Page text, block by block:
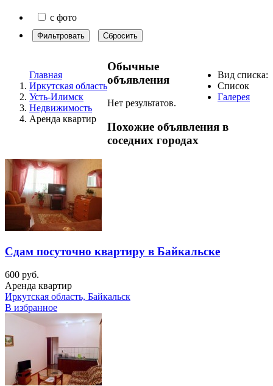
с фото
Фильтровать Сбросить
Главная
Иркутская область
Усть-Илимск
Недвижимость
Аренда квартир
Вид списка:
Список
Галерея
Обычные
объявления
Нет результатов.
Похожие объявления в
соседних городах
Сдам посуточно квартиру в Байкальске
600 руб.
Аренда квартир
Иркутская область, Байкальск
В избранное